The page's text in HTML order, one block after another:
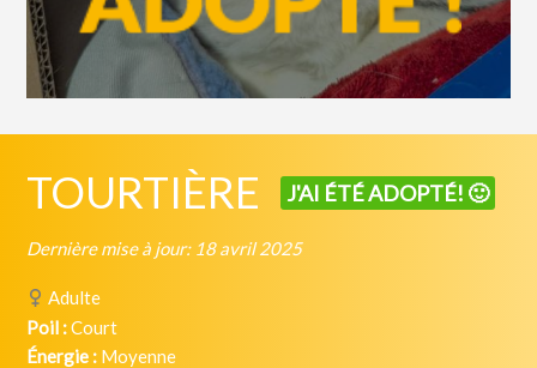
TOURTIÈRE J'AI ÉTÉ ADOPTÉ! 🙂
Dernière mise à jour: 18 avril 2025
Adulte
Poil :Court
Énergie : Moyenne